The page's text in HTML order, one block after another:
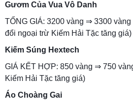
Gươm Của Vua Vô Danh
TỔNG GIÁ: 3200 vàng ⇒ 3300
đổi ngoại trừ Kiếm Hải Tặc tăng giá)
Kiếm Súng Hextech
GIÁ KẾT HỢP: 850 vàng ⇒ 750
Kiếm Hải Tặc tăng giá)
Áo Choàng Gai